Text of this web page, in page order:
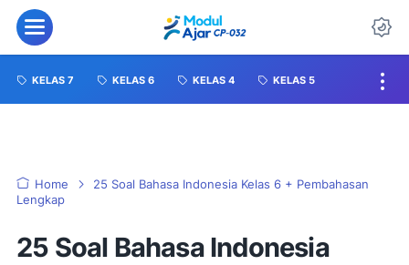
KELAS 7 KELAS 6 KELAS 4 KELAS 5
Home
25 Soal Bahasa Indonesia Kelas 6 + Pembahasan
Lengkap
25 Soal Bahasa Indonesia